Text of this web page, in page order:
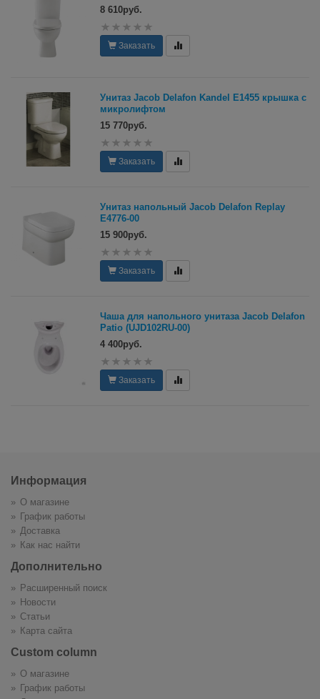
8 610руб.
Заказать
Унитаз Jacob Delafon Kandel Е1455 крышка с
микролифтом
15 770руб.
Заказать
Унитаз напольный Jacob Delafon Replay
E4776-00
15 900руб.
Заказать
Чаша для напольного унитаза Jacob Delafon
Patio (UJD102RU-00)
4 400руб.
Заказать
Информация
О магазине
График работы
Доставка
Как нас найти
Дополнительно
Расширенный поиск
Новости
Статьи
Карта сайта
Custom column
О магазине
График работы